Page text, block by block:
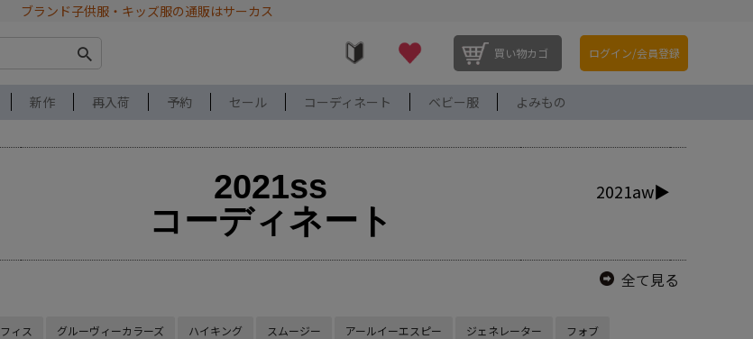
ブランド子供服・キッズ服の通販はサーカス
買い物カゴ ログイン/会員登録
新作 再入荷 予約 セール コーディネート ベビー服 よみもの
2021ss
コーディネート
2021aw▶
全て見る
フィス グルーヴィーカラーズ ハイキング スムージー アールイーエスピー ジェネレーター
フォブ